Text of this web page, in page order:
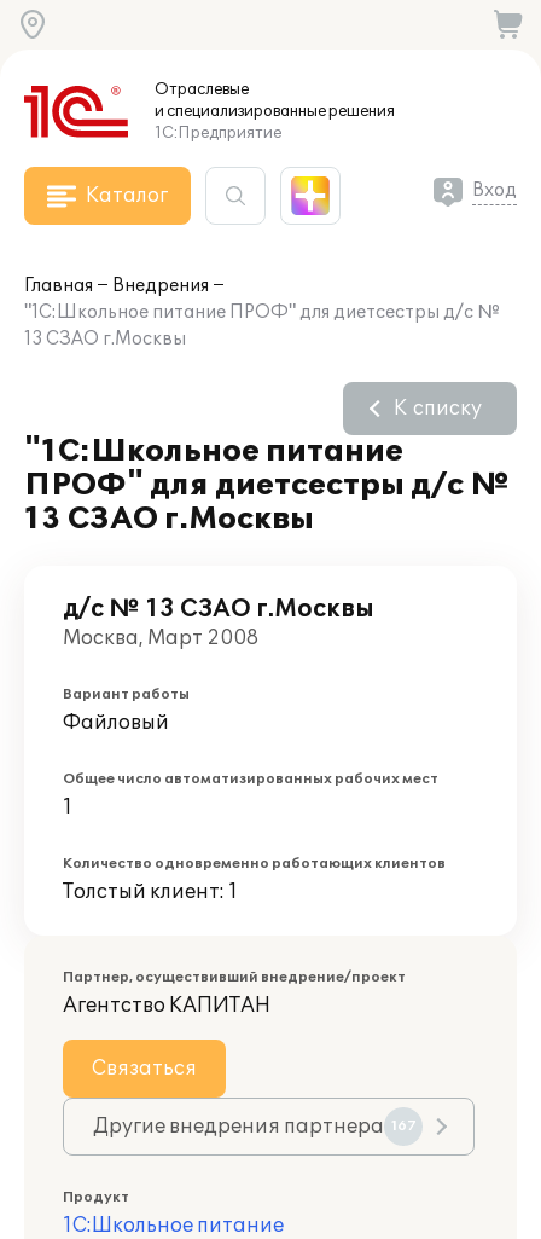
Отраслевые
и специализированныерешения
1С:Предприятие
Каталог Вход
Главная
Внедрения
"1С:Школьное питание ПРОФ" для диетсестры д/с №
13 СЗАО г.Москвы
"1С:Школьное питание
ПРОФ" для диетсестры д/с №
13 СЗАО г.Москвы
К списку
д/с № 13 СЗАО г.Москвы
Москва, Март 2008
Вариант работы
Файловый
Общее число автоматизированных рабочих мест
1
Количество одновременно работающих клиентов
Толстый клиент: 1
Партнер, осуществивший внедрение/проект
Агентство КАПИТАН
Связаться
Другие внедрения партнера 167
Продукт
1С:Школьное питание